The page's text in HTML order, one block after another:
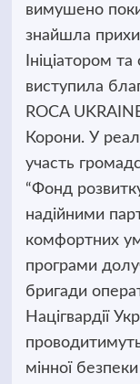
вимушено
знайшла
Ініціатором
виступила
ROCA
Корони. У
участь
“Фонд
надійними
комфортних
програми
бригади
Націгвардії
мінної